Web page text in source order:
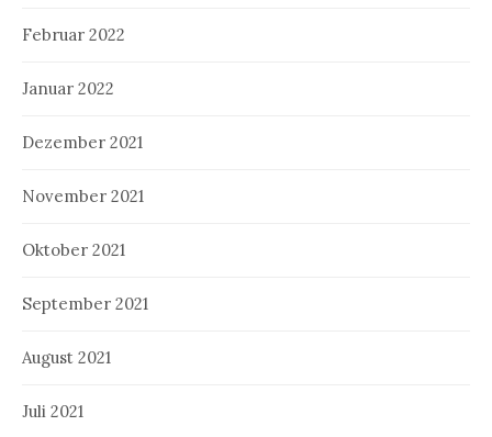
Februar 2022
Januar 2022
Dezember 2021
November 2021
Oktober 2021
September 2021
August 2021
Juli 2021